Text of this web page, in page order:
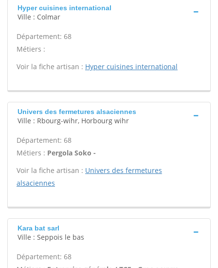
Hyper cuisines international
Ville : Colmar
Département: 68
Métiers :
Voir la fiche artisan : Hyper cuisines international
Univers des fermetures alsaciennes
Ville : Rbourg-wihr, Horbourg wihr
Département: 68
Métiers : Pergola Soko -
Voir la fiche artisan : Univers des fermetures
alsaciennes
Kara bat sarl
Ville : Seppois le bas
Département: 68